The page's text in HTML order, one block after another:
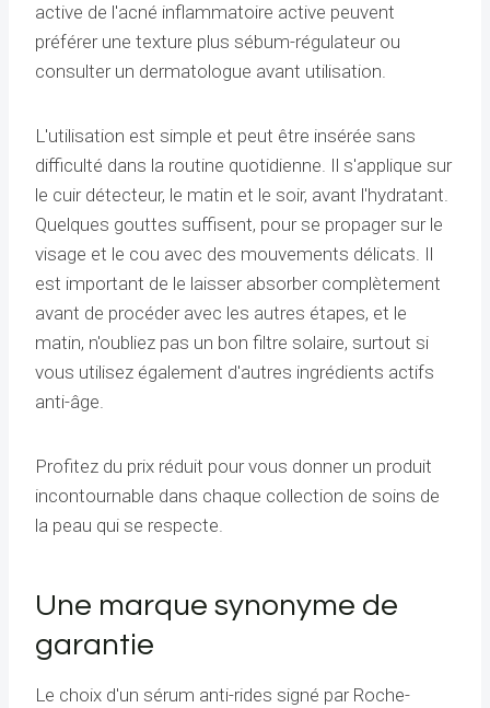
active de l'acné inflammatoire active peuvent
préférer une texture plus sébum-régulateur ou
consulter un dermatologue avant utilisation.
L'utilisation est simple et peut être insérée sans
difficulté dans la routine quotidienne. Il s'applique sur
le cuir détecteur, le matin et le soir, avant l'hydratant.
Quelques gouttes suffisent, pour se propager sur le
visage et le cou avec des mouvements délicats. Il
est important de le laisser absorber complètement
avant de procéder avec les autres étapes, et le
matin, n'oubliez pas un bon filtre solaire, surtout si
vous utilisez également d'autres ingrédients actifs
anti-âge.
Profitez du prix réduit pour vous donner un produit
incontournable dans chaque collection de soins de
la peau qui se respecte.
Une marque synonyme de
garantie
Le choix d'un sérum anti-rides signé par Roche-